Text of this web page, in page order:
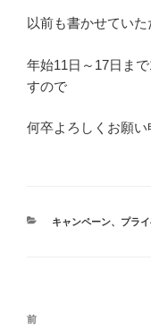
以前も書かせてい
年始11日～17日ま
すので
何卒よろしくお願い
カ
キャンペーン、 プラ
投
前
前